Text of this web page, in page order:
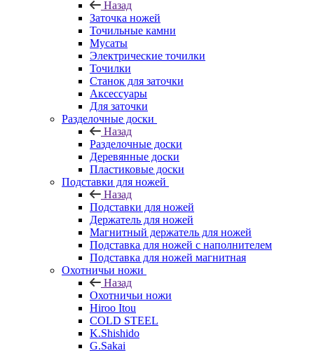
Назад
Заточка ножей
Точильные камни
Мусаты
Электрические точилки
Точилки
Станок для заточки
Аксессуары
Для заточки
Разделочные доски
Назад
Разделочные доски
Деревянные доски
Пластиковые доски
Подставки для ножей
Назад
Подставки для ножей
Держатель для ножей
Магнитный держатель для ножей
Подставка для ножей с наполнителем
Подставка для ножей магнитная
Охотничьи ножи
Назад
Охотничьи ножи
Hiroo Itou
COLD STEEL
K.Shishido
G.Sakai